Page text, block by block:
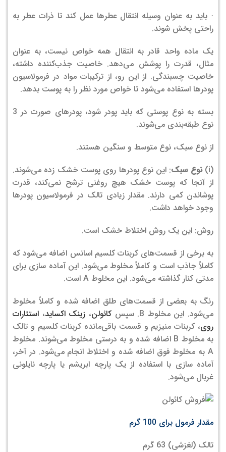
· باید به عنوان وسیله انتقال عطرها عمل کند تا ذرات عطر به
راحتی پخش شوند.
یک ماده واحد قادر به انتقال همه خواص نیست، به عنوان
مثال، قدرت را پوشش می‌دهد. خاصیت جذب‌کننده داشته،
خاصیت چسبندگی. از این رو، از ترکیبات مواد در فرمولاسیون
پودرها استفاده می‌شود تا خواص مورد نظر را به پوست بدهد.
بسته به نوع پوستی که باید پودر شود، پودرهای صورت در 3
نوع طبقه‌بندی می‌شوند.
از نوع سبک، نوع متوسط ​​و سنگین هستند.
(i)
نوع سبک: این نوع پودرها روی پوست خشک زده می‌شوند.
از آنجا که پوست خشک هیچ روغنی ترشح نمی‌کند، قدرت
پوشاندن کمی دارند. مقدار زیادی تالک در فرمولاسیون پودرها
وجود خواهد داشت.
روش: این یک روش اختلاط خشک است.
به برخی از قسمت‌های کربنات کلسیم اسانس اضافه می‌شود که
کاملاً جاذب است و کاملاً مخلوط می‌شود. این آماده سازی برای
مدتی کنار گذاشته می‌شود. این مخلوط A است.
رنگ به بعضی از قسمت‌های طلق اضافه شده و کاملاً مخلوط
می‌شود. این مخلوط B. سپس
کائولن، زینک اکساید، استئارات
روی، کربنات منیزیم و قسمت باقی‌مانده کربنات کلسیم و تالک
به مخلوط B اضافه شده و به درستی مخلوط می‌شوند. مخلوط
A به مخلوط فوق اضافه شده و اختلاط انجام می‌شود. در آخر،
آماده سازی با استفاده از یک پارچه ابریشم یا پارچه نایلونی
غربال می‌شود.
مقدار فرمول برای 100 گرم
تالک (لغزشی) 63 گرم